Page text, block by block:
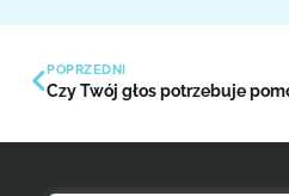
POPRZEDNI
Czy Twój głos potrzebuje